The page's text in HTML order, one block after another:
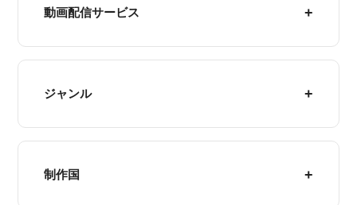
動画配信サービス
ジャンル
制作国